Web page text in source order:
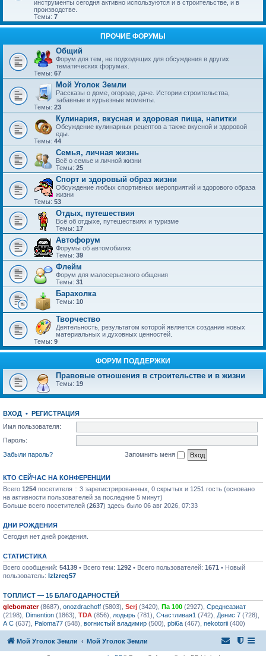
инструменты сегодня активно используются и в строительстве, и в
производстве.
Темы: 7
ПРОЧИЕ ФОРУМЫ
Общий
Форум для тем, не подходящих для обсуждения в других
тематических форумах.
Темы: 67
Мой Уголок Земли
Рассказы о доме, огороде, даче. Истории строительства,
забавные и курьезные моменты.
Темы: 23
Кулинария, вкусная и здоровая пища, напитки
Обсуждение кулинарных рецептов а также вкусной и здоровой
еды.
Темы: 44
Семья, личная жизнь
Всё о семье и личной жизни
Темы: 25
Спорт и здоровый образ жизни
Обсуждение любых спортивных мероприятий и здорового образа
жизни
Темы: 53
Отдых, путешествия
Всё об отдыхе, путешествиях и туризме
Темы: 17
Автофорум
Форумы об автомобилях
Темы: 39
Флейм
Форум для малосерьезного общения
Темы: 31
Барахолка
Темы: 10
Творчество
Деятельность, результатом которой является создание новых
материальных и духовных ценностей.
Темы: 9
ФОРУМ ПОДДЕРЖКИ
Правовые отношения в строительстве и в жизни
Темы: 19
ВХОД • РЕГИСТРАЦИЯ
Имя пользователя:
Пароль:
Забыли пароль?
Запомнить меня
КТО СЕЙЧАС НА КОНФЕРЕНЦИИ
Всего 1254 посетителя :: 3 зарегистрированных, 0 скрытых и 1251 гость (основано
на активности пользователей за последние 5 минут)
Больше всего посетителей (2637) здесь было 06 авг 2026, 07:33
ДНИ РОЖДЕНИЯ
Сегодня нет дней рождения.
СТАТИСТИКА
Всего сообщений: 54139 • Всего тем: 1292 • Всего пользователей: 1671 • Новый
пользователь: lzlzreg57
ТОПЛИСТ — 15 БЛАГОДАРНОСТЕЙ
glebomater(8687), onozdrachoff (5803), Serj (3420), Па 100 (2927), Среднеазиат
(2198), Dimention (1863), TDA (856), лодырь (781), Счастливая1 (742), Денис 7 (728),
А С (637), Paloma77 (548), вогнистый владимир (500), pbi6a (467), nekotorii (400)
Мой Уголок Земли Мой Уголок Земли